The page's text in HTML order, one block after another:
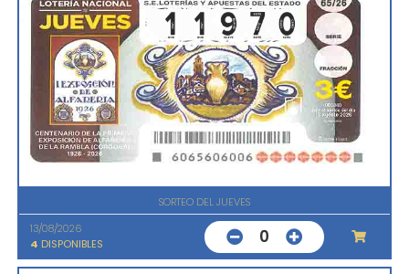
SORTEO DEL JUEVES
13/08/2026
4 DISPONIBLES 0